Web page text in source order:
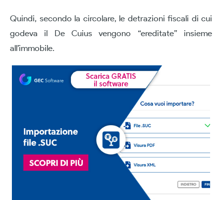
Quindi, secondo la circolare, le detrazioni fiscali di cui
godeva il De Cuius vengono “ereditate” insieme
all’immobile.